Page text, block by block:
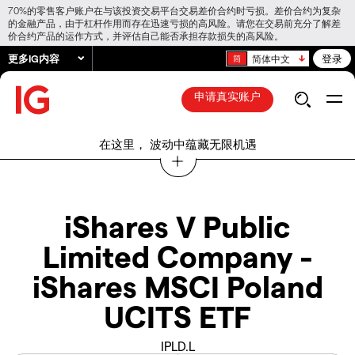
70%的零售客户账户在与该投资交易平台交易差价合约时亏损。差价合约为复杂
的金融产品，由于杠杆作用而存在迅速亏损的高风险。请您在交易前充分了解差
价合约产品的运作方式，并评估自己能否承担存款损失的高风险。
更多IG内容 简体中文 登录
申请真实账户
在这里， 波动中蕴藏无限机遇
iShares V Public
Limited Company -
iShares MSCI Poland
UCITS ETF
IPLD.L